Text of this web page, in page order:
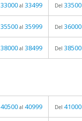
33000 al 33499 Del 33500
35500 al 35999 Del 36000
38000 al 38499 Del 38500
40500 al 40999 Del 41000